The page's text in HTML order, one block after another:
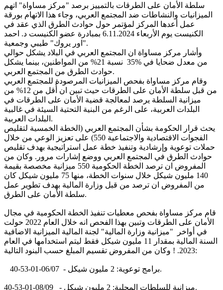
اتهم "مركز مساواة" سلطة الأمان على الطرقات بالتمييز برصد
الميزانيات والنشاطات ضد المجتمع العربي، وجاء هذا الاتهام بورقة
عمل أعدها المركز لمؤتمر حول حوادث الطرق الذي عقد في
الكنيست يوم الأربعاء 6.11.2024 بمبادرة عضو الكنيست د. احمد
طيبي وجمعية "اور يروك ".
وأشار مركز مساواة ان المجتمع العربي في البلاد يشكل حوالي
نسبة 21% من المواطنين، بينما يشكل 35% من معدل ضحايا في
حوادث الطرق من المجتمع العربي.
وقام مركز مساواة بفحص الميزانيات المرصودة للمجتمع العربي
من قبل سلطة الأمان على الطرقات حيث تبين ان أٌقل من 12% من
ميزانية السلطة يرصد لمعالجة قضية الأمان على الطرقات في
البلدات العربية، على الرغم من البنية التحتية السيئة في غالبية
البلدات العربية .
يحث قرار الحكومة بشأن المجتمع العربي (الخطة الخمسية لتقليص
الفجوات الاقتصادية والاجتماعية 550) على تعزيز الوعي من خلال
حملات توعوية وإرشادية وتنفيذ خطة عمل استراتيجية بهدف تقليص
حوادث الطرق في المجتمع العربي ووضع إشارات مرور. وكان من
المفروض ان ترصد الخطة الحكومية 550 ميزانية مخصصة بقيمة
140 مليون شيكل خلال سنوات الخطة، منها 75 مليون شيكل كان
من المفروض ان ترصد من قبل وزارة المالية بهدف تطوير عمل
سلطة الأمان على الطرق.
قام مركز مساواة بفحص معطيات تنفيذ الخطة الحكومية في مجال
الأمان على الطرقات وتبين بهذا الفحص انه خلال العام 2022 حولت
لجنة المالية الميزانية الاضافية "ميزانية وزارة المالية"
في أواخر
السنة المالية بمقدار 11 مليون شيكل فقط ليتم استخدامها في العام
2023. ! وكان من المفروض تقسيم المبلغ حسب البنود التالية:
40-53-01-06/07 - برامج توعوية: 2 مليون شيكل.
40-53-01-08/09 - ميزانية للسلطات المحلية: 2 مليون شيكل.